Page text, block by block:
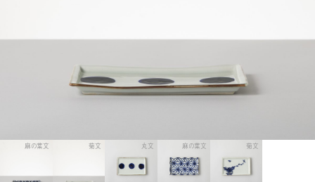
麻の葉文 菊文 丸文 麻の葉文 菊文